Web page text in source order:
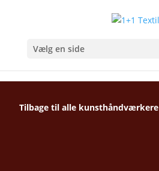
Vælg en side
Tilbage til alle kunsthåndværkere